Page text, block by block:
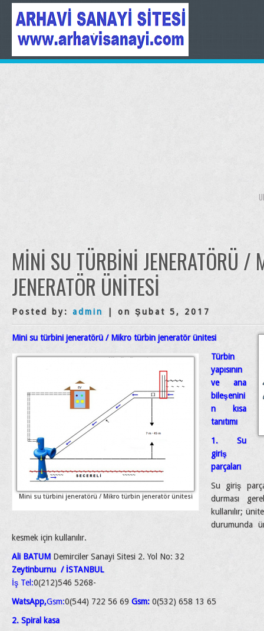
MINI SU TÜRBINI JENERATÖRÜ /
JENERATÖR ÜNITESI
Posted by: admin | on Şubat 5, 2017
Mini su türbini jeneratörü / Mikro türbin jeneratör ünitesi
Mini su türbini jeneratörü / Mikro türbin jeneratör ünitesi
Türbin
yapısının
ve ana
bileşenini
n kısa
tanıtımı
1. Su
giriş
parçaları
Su giriş
durması
kullanılır;
durumunda
kesmek için kullanılır.
Ali BATUM Demirciler Sanayi Sitesi 2. Yol No: 32
Zeytinburnu / İSTANBUL
İş Tel:0(212)546 5268-
WatsApp,Gsm:0(544) 722 56 69 Gsm: 0(532) 658 13 65
2. Spiral kasa